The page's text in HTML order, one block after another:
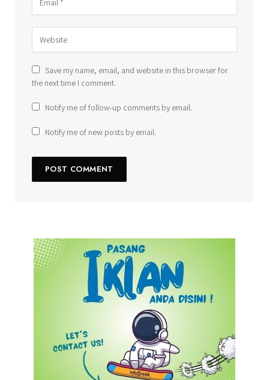
Save my name, email, and website in this browser for
the next time I comment.
Notify me of follow-up comments by email.
Notify me of new posts by email.